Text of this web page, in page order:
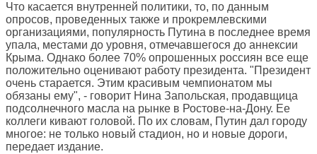
Что касается внутренней политики, то, по данным
опросов, проведенных также и прокремлевскими
организациями, популярность Путина в последнее время
упала, местами до уровня, отмечавшегося до аннексии
Крыма. Однако более 70% опрошенных россиян все еще
положительно оценивают работу президента. "Президент
очень старается. Этим красивым чемпионатом мы
обязаны ему", - говорит Нина Запольская, продавщица
подсолнечного масла на рынке в Ростове-на-Дону. Ее
коллеги кивают головой. По их словам, Путин дал городу
многое: не только новый стадион, но и новые дороги,
передает издание.